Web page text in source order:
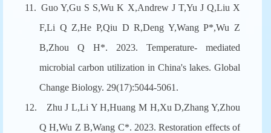
11. Guo Y,Gu S S,Wu K X,Andrew J T,Yu J Q,Liu X
F,Li Q Z,He P,Qiu D R,Deng Y,Wang P*,Wu Z
B,Zhou Q H*. 2023. Temperature- mediated
microbial carbon utilization in China's lakes. Global
Change Biology. 29(17):5044-5061.
12.
Zhu J L,Li Y H,Huang M H,Xu D,Zhang Y,Zhou
Q H,Wu Z B,Wang C*. 2023. Restoration effects of